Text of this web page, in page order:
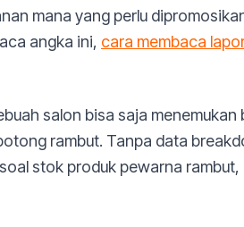
mana yang perlu
angka ini, cara membaca
salon bisa saja
rambut. Tanpa data
stok produk pewarna